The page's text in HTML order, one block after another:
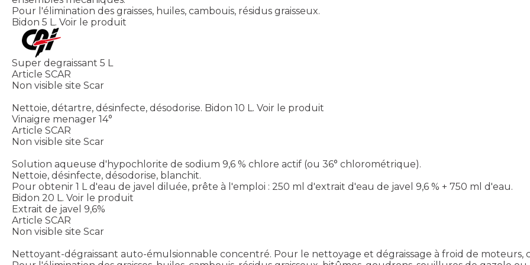
Pour l'élimination des graisses, huiles, cambouis, résidus graisseux.
Bidon 5 L. Voir le produit
Super degraissant 5 L
Article SCAR
Non visible site Scar
Nettoie, détartre, désinfecte, désodorise. Bidon 10 L. Voir le produit
Vinaigre menager 14°
Article SCAR
Non visible site Scar
Solution aqueuse d'hypochlorite de sodium 9,6 % chlore actif (ou 36° chlorométrique).
Nettoie, désinfecte, désodorise, blanchit.
Pour obtenir 1 L d'eau de javel diluée, prête à l'emploi : 250 ml d'extrait d'eau de javel 9,6 % + 750 ml d'eau.
Bidon 20 L. Voir le produit
Extrait de javel 9,6%
Article SCAR
Non visible site Scar
Nettoyant-dégraissant auto-émulsionnable concentré. Pour le nettoyage et dégraissage à froid de moteurs,